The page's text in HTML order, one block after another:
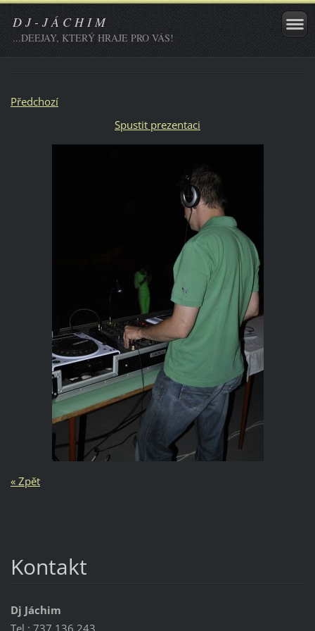
D J - J Á C H I M
...DEEJAY, KTERÝ HRAJE PRO VÁS!
Předchozí
Spustit prezentaci
« Zpět
Kontakt
Dj Jáchim
Tel.: 737 136 243